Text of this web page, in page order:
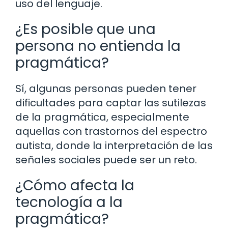
uso del lenguaje.
¿Es posible que una
persona no entienda la
pragmática?
Sí, algunas personas pueden tener
dificultades para captar las sutilezas
de la pragmática, especialmente
aquellas con trastornos del espectro
autista, donde la interpretación de las
señales sociales puede ser un reto.
¿Cómo afecta la
tecnología a la
pragmática?